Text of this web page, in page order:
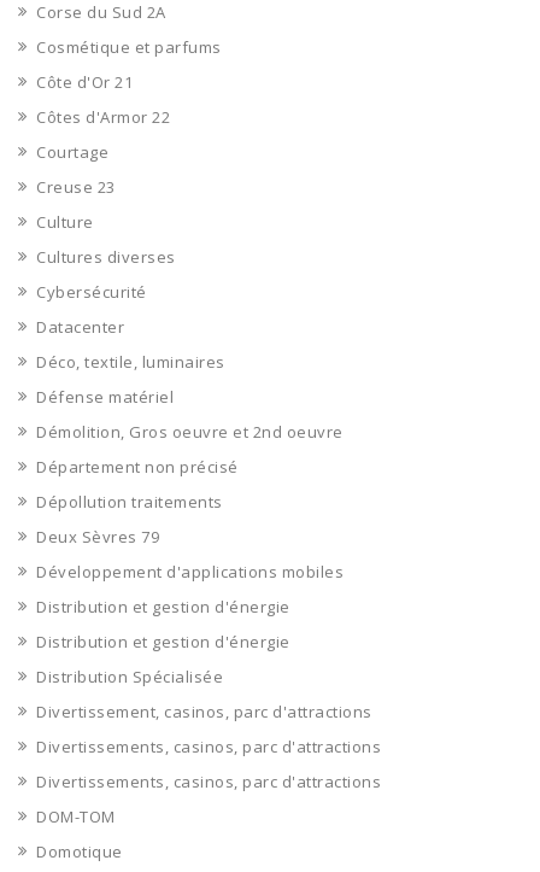
Corse du Sud 2A
Cosmétique et parfums
Côte d'Or 21
Côtes d'Armor 22
Courtage
Creuse 23
Culture
Cultures diverses
Cybersécurité
Datacenter
Déco, textile, luminaires
Défense matériel
Démolition, Gros oeuvre et 2nd oeuvre
Département non précisé
Dépollution traitements
Deux Sèvres 79
Développement d'applications mobiles
Distribution et gestion d'énergie
Distribution et gestion d'énergie
Distribution Spécialisée
Divertissement, casinos, parc d'attractions
Divertissements, casinos, parc d'attractions
Divertissements, casinos, parc d'attractions
DOM-TOM
Domotique